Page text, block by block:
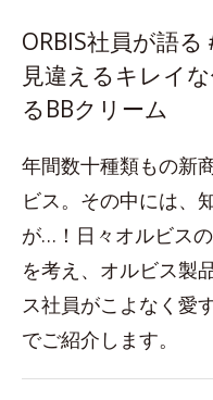
ORBIS社員が語
見違えるキレイ
るBBクリーム
年間数十種類もの新
ビス。その中には、
が…！日々オルビス
を考え、オルビス製
ス社員がこよなく愛
でご紹介します。